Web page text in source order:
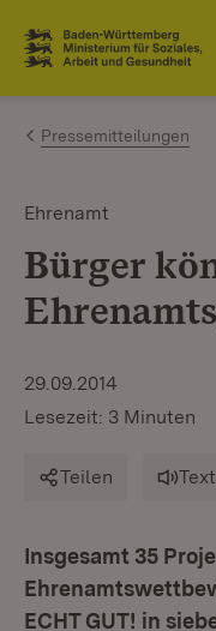
Zum Inhalt
Link zur Startseite
Pressemitteilungen
Ehrenamt
Bürger
29.09.2014
Lesezeit: 3 Minuten
Teilen
Insgesamt 35
ECHT GUT! in